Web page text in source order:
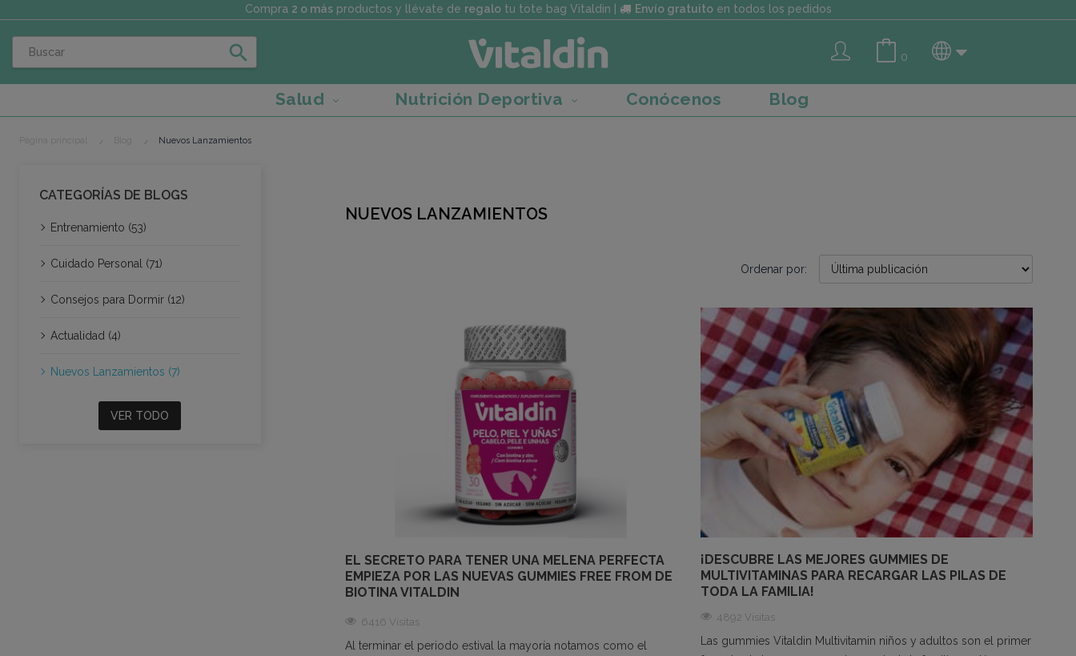
Compra 2 o másproductos y llévate de regalotu tote bag Vitaldin | Envío gratuitoen todos los pedidos
search 0
Salud Nutrición Deportiva Conócenos Blog
Blog Nuevos Lanzamientos
CATEGORÍAS DE BLOGS
Entrenamiento (53)
Cuidado Personal (71)
Consejos para Dormir (12)
Actualidad (4)
Nuevos Lanzamientos (7)
VER TODO
NUEVOS LANZAMIENTOS
Ordenar por:
EL SECRETO PARA TENER UNA MELENA PERFECTA
EMPIEZA POR LAS NUEVAS GUMMIES FREE FROM DE
BIOTINA VITALDIN
6416 Visitas
Al terminar el periodo estival la mayoría notamos como el
¡DESCUBRE LAS MEJORES GUMMIES DE
MULTIVITAMINAS PARA RECARGAR LAS PILAS DE
TODA LA FAMILIA!
4892 Visitas
Las gummies Vitaldin Multivitamin niños y adultos son el primer